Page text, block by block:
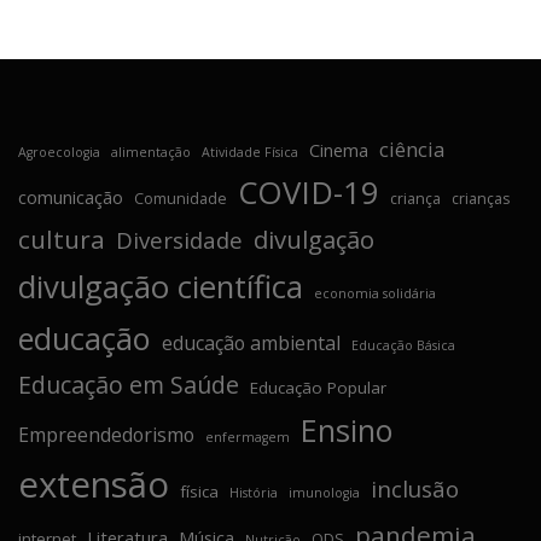
Agroecologia alimentação Atividade Física Cinema ciência
comunicação Comunidade COVID-19 criança crianças
cultura Diversidade divulgação
divulgação científica economia solidária
educação educação ambiental Educação Básica
Educação em Saúde Educação Popular
Empreendedorismo enfermagem Ensino
extensão física História imunologia inclusão